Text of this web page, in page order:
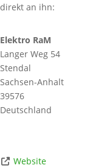
direkt an ihn:
Elektro RaM
Langer Weg 54
Stendal
Sachsen-Anhalt
39576
Deutschland
Website